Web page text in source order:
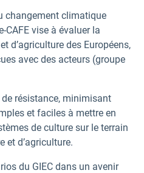
changement climatique
CAFE vise à évaluer la
d’agriculture des Européens,
avec des acteurs (groupe
résistance, minimisant
et faciles à mettre en
de culture sur le terrain
et d’agriculture.
du GIEC dans un avenir